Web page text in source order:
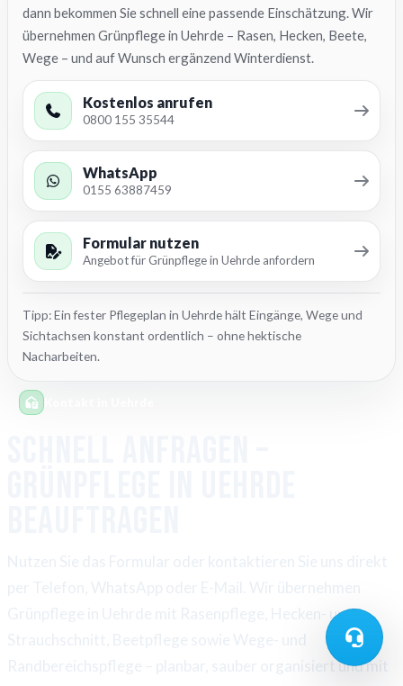
dann bekommen Sie schnell eine passende Einschätzung. Wir
übernehmen Grünpflege in Uehrde – Rasen, Hecken, Beete,
Wege – und auf Wunsch ergänzend Winterdienst.
Kostenlos anrufen
0800 155 35544
WhatsApp
0155 63887459
Formular nutzen
Angebot für Grünpflege in Uehrde anfordern
Tipp: Ein fester Pflegeplan in Uehrde hält Eingänge, Wege und
Sichtachsen konstant ordentlich – ohne hektische
Nacharbeiten.
per Telefon, WhatsApp oder E-Mail. Wir übernehmen
Grünpflege in Uehrde mit Rasenpflege, Hecken- und
Randbereichspflege – planbar, sauber organisiert und mit